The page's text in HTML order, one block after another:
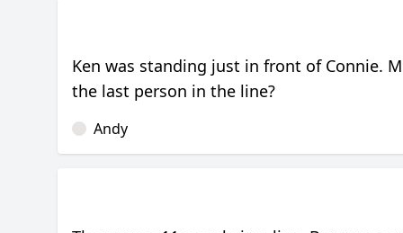
Ken was standing just in front of Connie.
the last person in the line?
Andy